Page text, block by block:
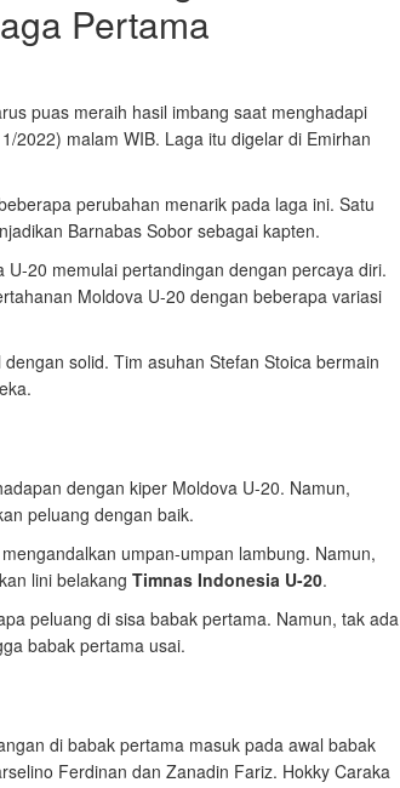
Pertama
puas meraih hasil imbang saat menghadapi
2022) malam WIB. Laga itu digelar di Emirhan
perubahan menarik pada laga ini. Satu
Barnabas Sobor sebagai kapten.
20 memulai pertandingan dengan percaya diri.
Moldova U-20 dengan beberapa variasi
dengan solid. Tim asuhan Stefan Stoica bermain
dengan kiper Moldova U-20. Namun,
peluang dengan baik.
umpan-umpan lambung. Namun,
lini belakang Timnas Indonesia U-20.
peluang di sisa babak pertama. Namun, tak ada
babak pertama usai.
di babak pertama masuk pada awal babak
Ferdinan dan Zanadin Fariz. Hokky Caraka